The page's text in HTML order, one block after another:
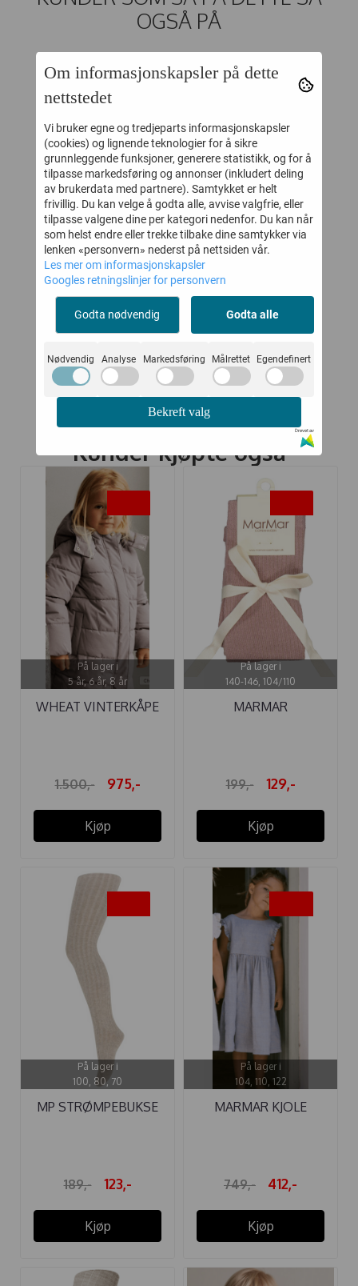
OGSÅ PÅ
35%
WHEAT
VINTERKÅPE YRSA
PUFFER DARK
Kjøp
35%
MP STRØMPEBUKSE
RIB BOMULL BEIGE
MELANGE
Kjøp
Kunder kjøpte også
På lager i
5 år, 6 år, 8 år
WHEAT VINTERKÅPE
1.500,- 975,-
Kjøp
På lager i
140-146, 104/110
MARMAR
199,- 129,-
Kjøp
På lager i
100, 80, 70
MP STRØMPEBUKSE
189,- 123,-
Kjøp
På lager i
104, 110, 122
MARMAR KJOLE
749,- 412,-
Kjøp
Om informasjonskapsler på dette
nettstedet
Vi bruker egne og tredjeparts informasjonskapsler
(cookies) og lignende teknologier for å sikre
grunnleggende funksjoner, generere statistikk, og for å
tilpasse markedsføring og annonser (inkludert deling
av brukerdata med partnere). Samtykket er helt
frivillig. Du kan velge å godta alle, avvise valgfrie, eller
tilpasse valgene dine per kategori nedenfor. Du kan når
som helst endre eller trekke tilbake dine samtykker via
lenken «personvern» nederst på nettsiden vår.
Les mer om informasjonskapsler
Googles retningslinjer for personvern
Godta nødvendig Godta alle
Nødvendig Analyse Markedsføring Målrettet Egendefinert
Bekreft valg
Drevet av